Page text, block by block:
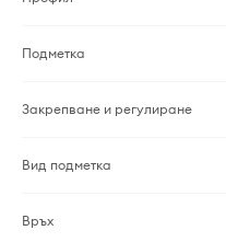
Подметка
Закрепване и регулиране
Вид подметка
Връх